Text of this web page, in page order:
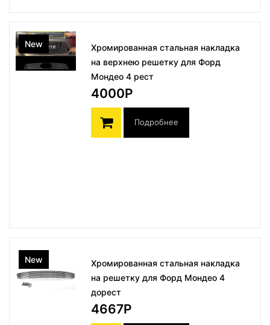
New
Хромированная стальная накладка
на верхнею решетку для Форд
Мондео 4 рест
4000Р
Подробнее
New
Хромированная стальная накладка
на решетку для Форд Мондео 4
дорест
4667Р